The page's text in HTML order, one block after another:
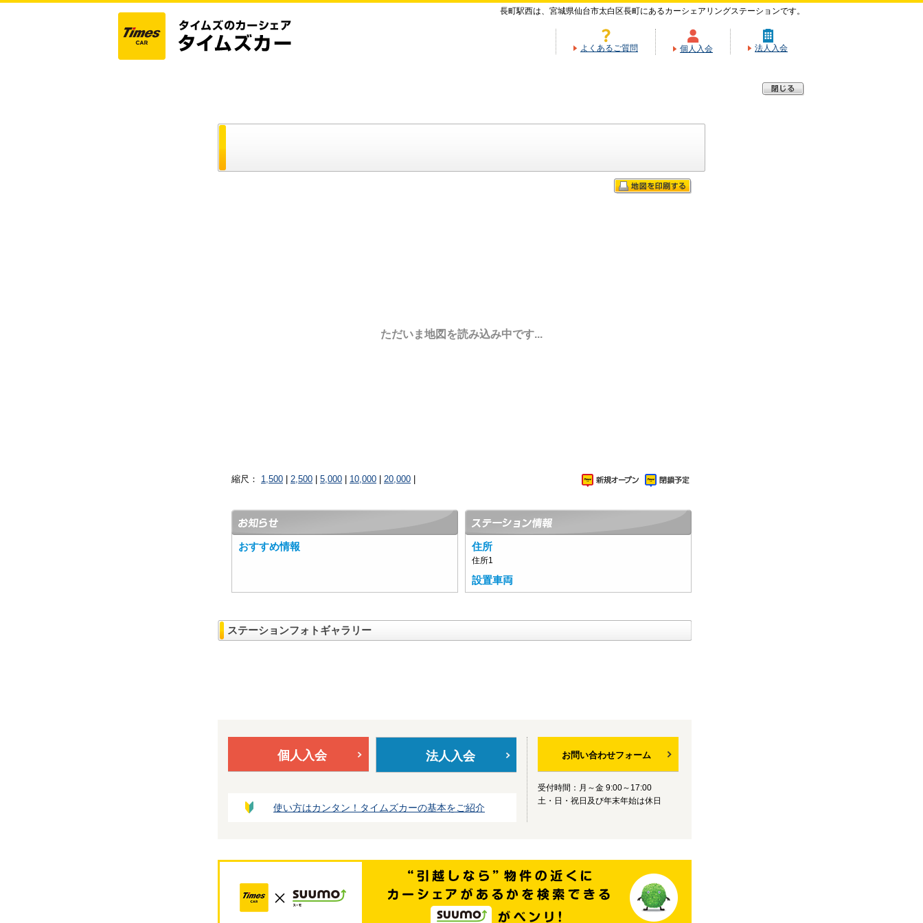
長町駅西は、宮城県仙台市太白区長町にあるカーシェアリングステーションです。
よくあるご質問 個人入会 法人入会
ただいま地図を読み込み中です...
縮尺： 1,500 2,500 5,000 10,000 20,000
おすすめ情報 住所
住所1
設置車両
ステーションフォトギャラリー
個人入会 法人入会
使い方はカンタン！タイムズカーの基本をご紹介
お問い合わせフォーム
受付時間：月～金 9:00～17:00
土・日・祝日及び年末年始は休日